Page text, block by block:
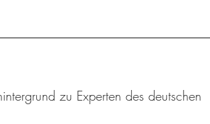
zu Experten des deutschen